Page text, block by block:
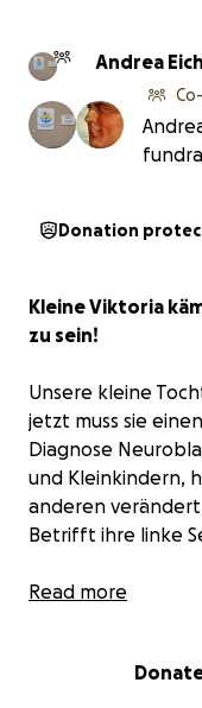
Andrea
Donation
Kleine Viktoria
zu sein!
Unsere kleine
jetzt muss sie
Diagnose
und Kleinkindern,
anderen
Betrifft ihre linke
Seitdem steht die
kämpft, und wir
Read more